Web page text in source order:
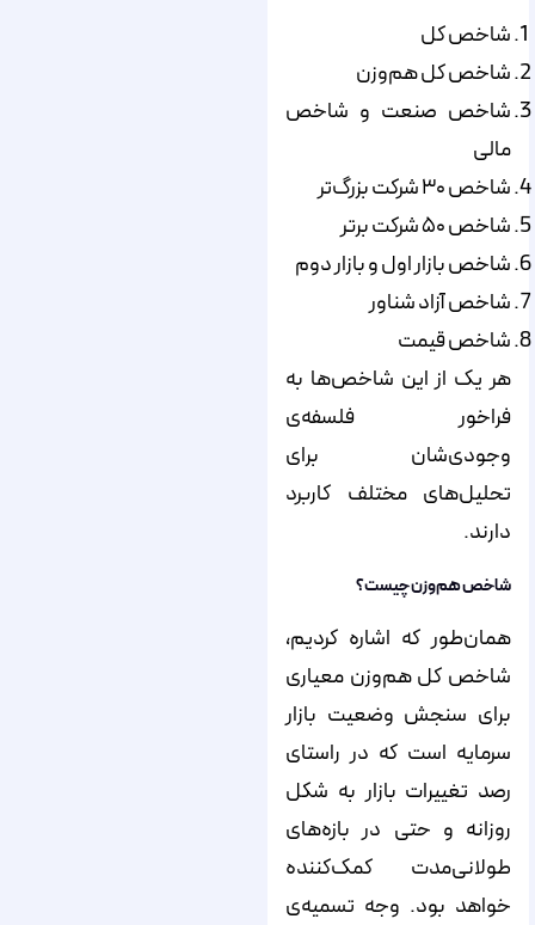
شاخص کل
شاخص کل هم‌‌‌‌وزن
شاخص صنعت و شاخص
مالی
شاخص ۳۰ شرکت بزرگ‌‌‌‌تر
شاخص ۵۰ شرکت برتر
شاخص بازار اول و بازار دوم
شاخص آزاد شناور
شاخص قیمت
هر یک از این شاخص‌‌‌‌ها به
فراخور فلسفه‌‌‌‌ی
وجودی‌شان برای
تحلیل‌‌‌‌های مختلف کاربرد
دارند.
شاخص هم‌‌‌‌وزن چیست؟
همان‌‌‌‌طور که اشاره کردیم،
شاخص کل هم‌‌‌‌وزن معیاری
برای سنجش وضعیت بازار
سرمایه است که در راستای
رصد تغییرات بازار به شکل
روزانه و حتی در بازه‌‌‌‌های
طولانی‌مدت کمک‌‌‌‌کننده
خواهد بود. وجه تسمیه‌‌‌‌ی